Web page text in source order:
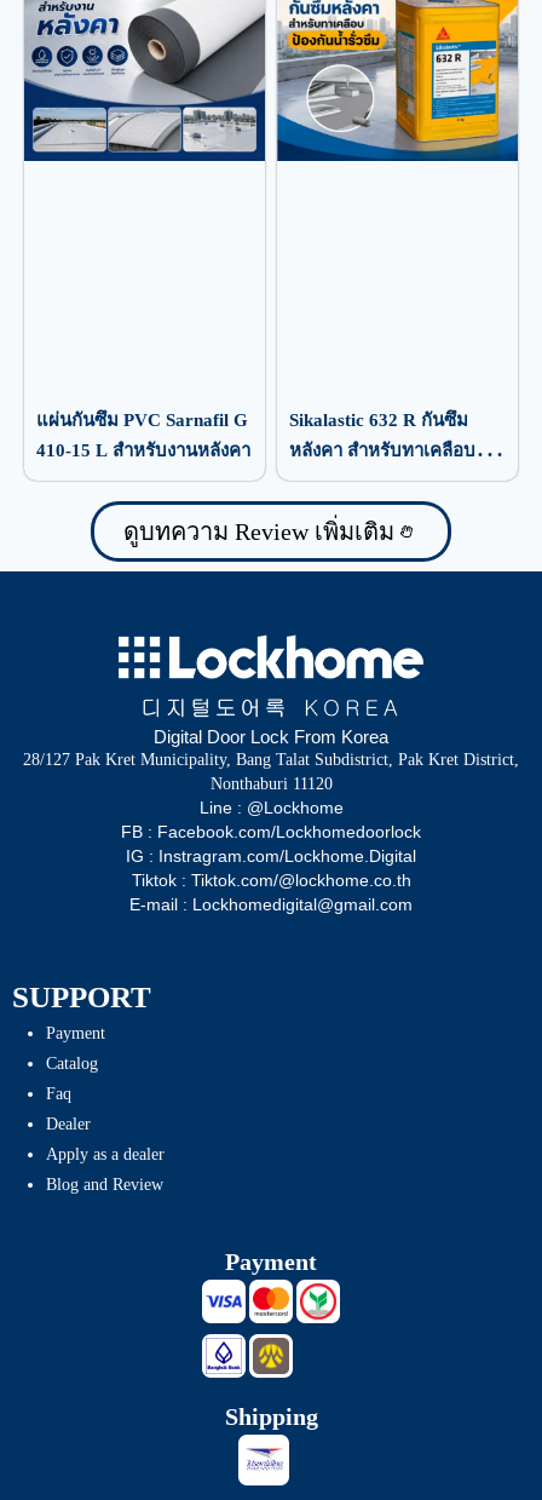
แผ่นกันซึม PVC Sarnafil G
410-15 L สำหรับงานหลังคา
Sikalastic 632 R กันซึม
หลังคา สำหรับทาเคลือบ
ป้องกันน้ำรั่วซึม
ดูบทความ Review เพิ่มเติม
Digital Door Lock From Korea
28/127 Pak Kret Municipality, Bang Talat Subdistrict, Pak Kret District,
Nonthaburi 11120
Line : @Lockhome
FB : Facebook.com/Lockhomedoorlock
IG : Instragram.com/Lockhome.Digital
Tiktok : Tiktok.com/@lockhome.co.th
E-mail : Lockhomedigital@gmail.com
SUPPORT
Payment
Catalog
Faq
Dealer
Apply as a dealer
Blog and Review
Payment
Shipping